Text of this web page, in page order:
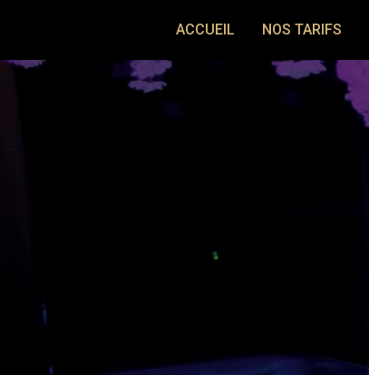
ACCUEIL NOS TARIFS